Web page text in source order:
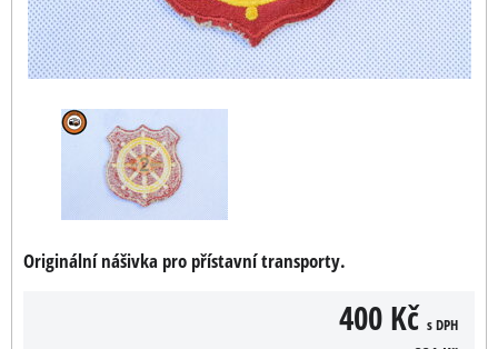
Originální nášivka pro přístavní transporty.
400 Kč s DPH